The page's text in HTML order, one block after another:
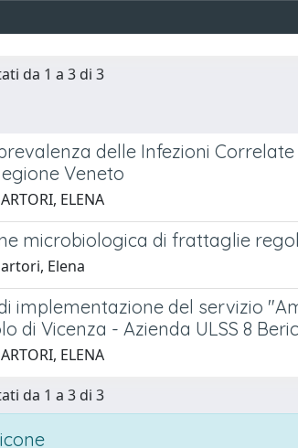
da 1 a 3 di 3
delle Infezioni Correlate
Veneto
ELENA
microbiologica di frattaglie
Elena
implementazione del servizio
di Vicenza - Azienda ULSS 8
ELENA
da 1 a 3 di 3